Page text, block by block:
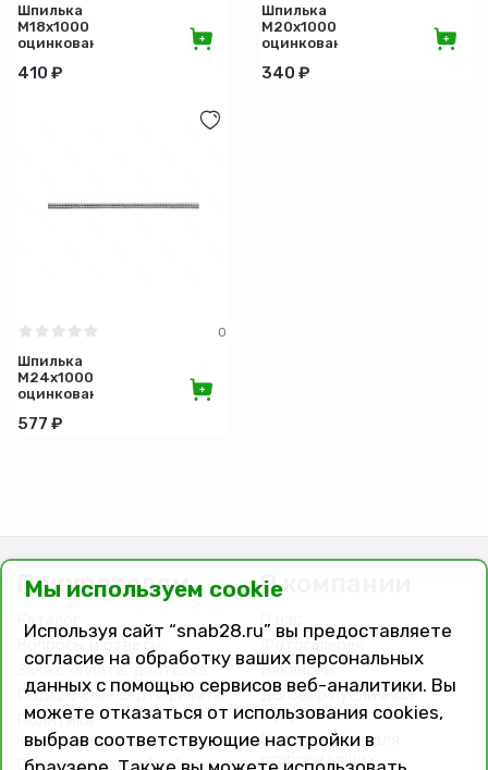
Шпилька
М18х1000
оцинкованная
410 ₽
Шпилька
М20х1000
оцинкованная
340 ₽
0
Шпилька
М24х1000
оцинкованная
577 ₽
Покупателям
Каталог
Вопросы и ответы
Заказ, оплата, доставка
Подарочные сертификаты
Политика
конфиденциальности
Соглашение на обработку
О компании
О нас
Фотогалерея
Вакансии
Договор публичной
оферты
Версия сайта для
слабовидящих
Мы используем cookie
Используя сайт “snab28.ru” вы предоставляете
согласие на обработку ваших персональных
данных с помощью сервисов веб-аналитики. Вы
можете отказаться от использования cookies,
выбрав соответствующие настройки в